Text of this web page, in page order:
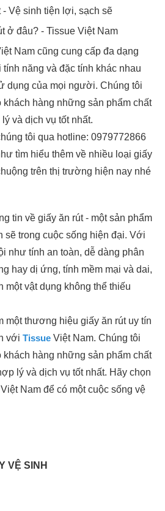
ở đâu? - Tissue Việt Nam
Nam cũng cung cấp đa dạng
năng và đặc tính khác nhau
dụng của mọi người. Chúng tôi
khách hàng những sản phẩm chất
và dịch vụ tốt nhất.
tôi qua hotline: 0979772866
tìm hiểu thêm về nhiều loại giấy
trên thị trường hiện nay nhé
tin về giấy ăn rút - một sản phẩm
sẽ trong cuộc sống hiện đại. Với
như tính an toàn, dễ dàng phân
hay dị ứng, tính mềm mại và dai,
một vật dụng không thể thiếu
một thương hiệu giấy ăn rút uy tín
với Tissue Việt Nam. Chúng tôi
khách hàng những sản phẩm chất
lý và dịch vụ tốt nhất. Hãy chọn
Nam để có một cuộc sống vệ
VỆ SINH